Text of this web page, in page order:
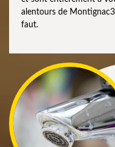
alentours de
faut.